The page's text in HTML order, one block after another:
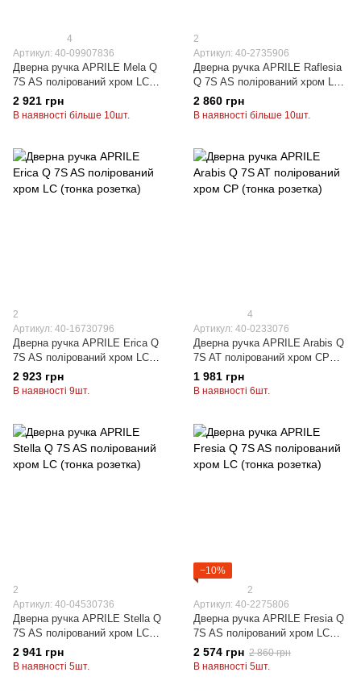
4
Артикул: 40-09907836
Дверна ручка APRILE Mela Q
7S AS полірований хром LC
(тонка розетка)
2 921 грн
В наявності більше 10шт.
2
Артикул: 40-2735906
Дверна ручка APRILE Raflesia
Q 7S AS полірований хром LC
(тонка розетка)
2 860 грн
В наявності більше 10шт.
2
Артикул: 40-16730796
Дверна ручка APRILE Erica Q
7S AS полірований хром LC
(тонка розетка)
2 923 грн
В наявності 9шт.
4
Артикул: 40-0233076
Дверна ручка APRILE Arabis Q
7S AT полірований хром CP
(тонка розетка)
1 981 грн
В наявності 6шт.
2
Артикул: 40-04530736
Дверна ручка APRILE Stella Q
7S AS полірований хром LC
(тонка розетка)
2 941 грн
В наявності 5шт.
−10%
2
Артикул: 40-2275806
Дверна ручка APRILE Fresia Q
7S AS полірований хром LC
(тонка розетка)
2 574 грн 2 860 грн
В наявності 5шт.